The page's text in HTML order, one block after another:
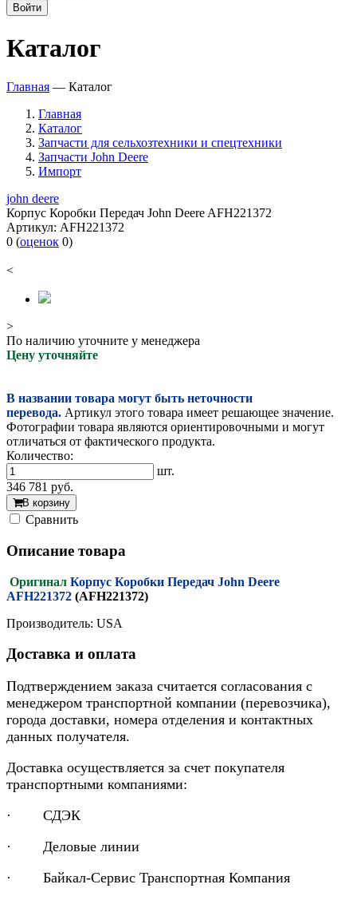
Войти
Каталог
Главная — Каталог
Главная
Каталог
Запчасти для сельхозтехники и спецтехники
Запчасти John Deere
Импорт
john deere
Корпус Коробки Передач John Deere AFH221372
Артикул: AFH221372
0 (оценок 0)
<
>
По наличию уточните у менеджера
Цену уточняйте
В названии товара могут быть неточности
перевода. Артикул этого товара имеет решающее значение.
Фотографии товара являются ориентировочными и могут
отличаться от фактического продукта.
Количество:
шт.
346 781 руб.
В корзину
Cравнить
Описание товара
Оригинал Корпус Коробки Передач John Deere
AFH221372 (AFH221372)
Производитель: USA
Доставка и оплата
Подтверждением заказа считается согласования с
менеджером транспортной компании (перевозчика),
города доставки, номера отделения и контактных
данных получателя.
Доставка осуществляется за счет покупателя
транспортными компаниями:
· СДЭК
· Деловые линии
· Байкал-Сервис Транспортная Компания